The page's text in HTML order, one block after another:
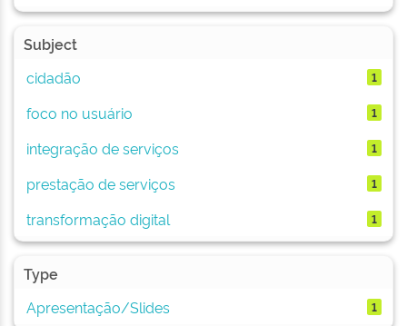
Subject
cidadão
1
foco no usuário 1
integração de serviços 1
prestação de serviços 1
transformação digital 1
Type
Apresentação/Slides
1